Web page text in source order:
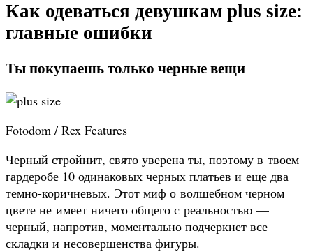
Как одеваться девушкам plus size:
главные ошибки
Ты покупаешь только черные вещи
Fotodom / Rex Features
Черный стройнит, свято уверена ты, поэтому в твоем
гардеробе 10 одинаковых черных платьев и еще два
темно-коричневых. Этот миф о волшебном черном
цвете не имеет ничего общего с реальностью —
черный, напротив, моментально подчеркнет все
складки и несовершенства фигуры.